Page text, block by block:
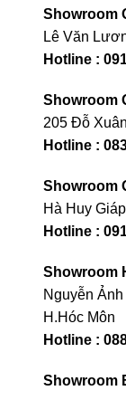
Showroom
Lê Văn
Hotline :
Showroom
205 Đỗ
Hotline :
Showroom
Hà Huy
Hotline :
Showroom
Nguyễn
H.Hóc Môn
Hotline :
Showroom